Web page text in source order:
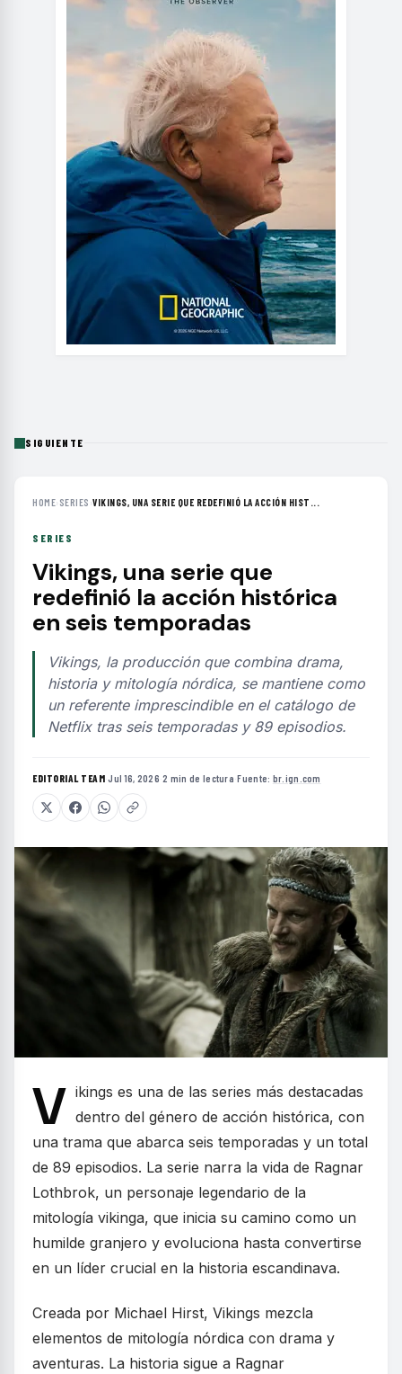
SIGUIENTE
HOME› SERIES ›VIKINGS, UNA SERIE QUE REDEFINIÓ LA ACCIÓN HIST...
SERIES
Vikings, una serie que
redefinió la acción histórica
en seis temporadas
Vikings, la producción que combina drama,
historia y mitología nórdica, se mantiene como
un referente imprescindible en el catálogo de
Netflix tras seis temporadas y 89 episodios.
EDITORIAL TEAM·Jul 16, 2026·2 min de lectura·Fuente: br.ign.com
V ikings es una de las series más destacadas
dentro del género de acción histórica, con
una trama que abarca seis temporadas y un total
de 89 episodios. La serie narra la vida de Ragnar
Lothbrok, un personaje legendario de la
mitología vikinga, que inicia su camino como un
humilde granjero y evoluciona hasta convertirse
en un líder crucial en la historia escandinava.
Creada por Michael Hirst, Vikings mezcla
elementos de mitología nórdica con drama y
aventuras. La historia sigue a Ragnar